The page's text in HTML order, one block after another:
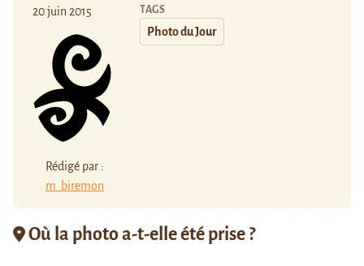
20 juin 2015
Rédigé par :
m_biremon
TAGS
Photo du Jour
Où la photo a-t-elle été prise ?